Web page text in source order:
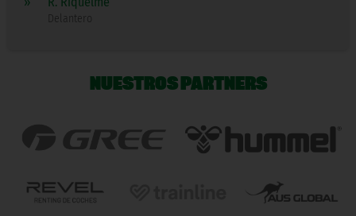
Delantero
NUESTROS PARTNERS